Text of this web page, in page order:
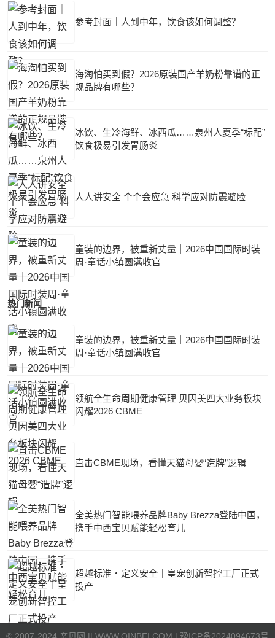
参考封面｜人到中年，饮食该如何调整？
海淘怕买到假？2026原装国产羊奶粉靠谱的正
规品牌有哪些？
冰饮、生冷海鲜、冰西瓜……泉州人夏季“标配”
饮食极易引发胃肠炎
人人讲安全 个个会应急 科学应对防震避险
童装的边界，被重新丈量｜2026中国国际时装
周·童话小镇圆满收官
热门新闻
童装的边界，被重新丈量｜2026中国国际时装
周·童话小镇圆满收官
领航全生命周期健康管理 贝因美四大业务板块
闪耀2026 CBME
直击CBME现场，看懂天猫母婴“造牌”逻辑
全美热门智能喂养品牌Baby Brezza登陆中国，
携手中西宝贝赋能轻松育儿
超越标准・定义安全｜皇宠创新智控工厂正式
投产
© 2007-2024 亲贝网 || WWW.QINBEI.COM | 豫ICP备2024094673号